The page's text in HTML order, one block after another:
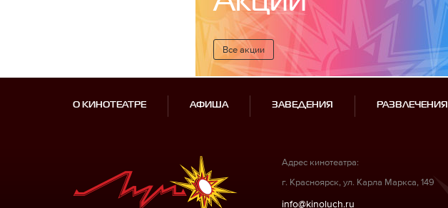
Все акции
О КИНОТЕАТРЕ АФИША ЗАВЕДЕНИЯ РАЗВЛЕЧЕНИЯ
Адрес кинотеатра:
г. Красноярск, ул. Карла Маркса, 149
info@kinoluch.ru